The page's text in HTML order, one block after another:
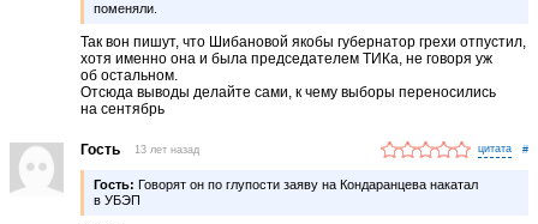
поменяли.
Так вон пишут, что Шибановой якобы губернатор грехи отпустил,
хотя именно она и была председателем ТИКа, не говоря уж
об остальном.
Отсюда выводы делайте сами, к чему выборы переносились
на сентябрь
Гость 13 лет назад #
Гость: Говорят он по глупости заяву на Кондаранцева накатал
в УБЭП